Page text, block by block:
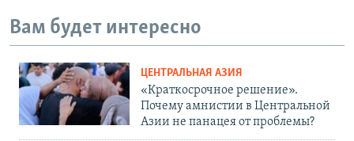
Вам будет интересно
ЦЕНТРАЛЬНАЯ АЗИЯ
«Краткосрочное решение».
Почему амнистии в Центральной
Азии не панацея от проблемы?